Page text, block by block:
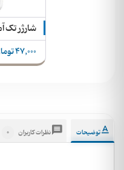
47,000 تومان
توضیحات نظرات کاربران 0